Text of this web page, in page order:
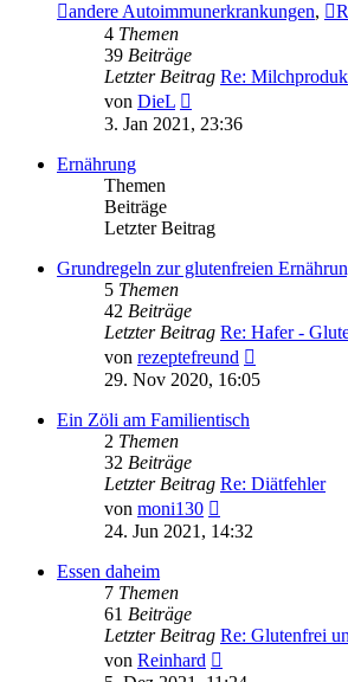
andere Autoimmunerkrankungen,
4 Themen
39 Beiträge
Letzter Beitrag Re:
von DieL
Beitrag
3. Jan 2021, 23:36
Ernährung
Themen
Beiträge
Letzter Beitrag
Grundregeln zur glutenfreien
5 Themen
42 Beiträge
Letzter Beitrag Re: Hafer -
von rezeptefreund
Beitrag
29. Nov 2020, 16:05
Ein Zöli am Familientisch
2 Themen
32 Beiträge
Letzter Beitrag Re: Diätfehler
von moni130
Beitrag
24. Jun 2021, 14:32
Essen daheim
7 Themen
61 Beiträge
Letzter Beitrag Re: Glutenfrei
von Reinhard
Beitrag